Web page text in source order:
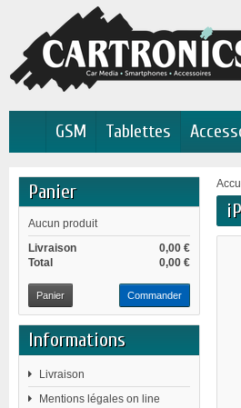
GSM Tablettes
Panier
Aucun produit
0,00 €
Livraison
0,00 €
Total
Panier Commander
Informations
Livraison
Mentions légales on line